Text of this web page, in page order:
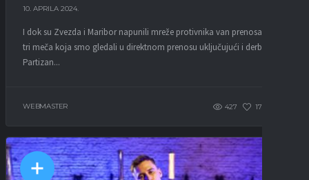
10. APRILA 2024.
I dok su Zvezda i Maribor napunili mreže protivnika van prenosa, sva
tri meča koja smo gledali u direktnom prenosu uključujući i derbi
Partizan...
WEBMASTER 427 175